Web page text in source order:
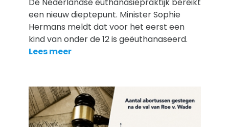
een nieuw dieptepunt. Minister Sophie
Hermans meldt dat voor het eerst een
kind van onder de 12 is geëuthanaseerd.
Lees meer